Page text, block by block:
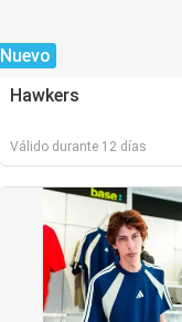
Nuevo
Hawkers
Válido durante 12 días